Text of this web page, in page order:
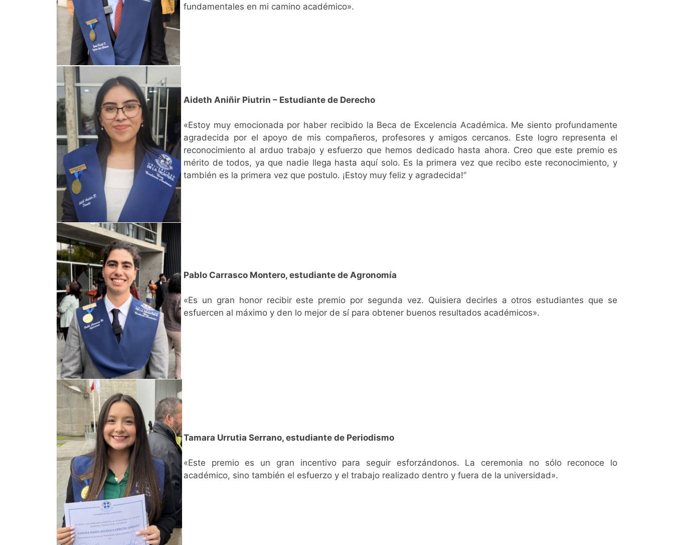
fundamentales en mi camino académico».
Aideth Aniñir Piutrin – Estudiante de Derecho
«Estoy muy emocionada por haber recibido la Beca de Excelencia Académica. Me siento profundamente
agradecida por el apoyo de mis compañeros, profesores y amigos cercanos. Este logro representa el
reconocimiento al arduo trabajo y esfuerzo que hemos dedicado hasta ahora. Creo que este premio es
mérito de todos, ya que nadie llega hasta aquí solo. Es la primera vez que recibo este reconocimiento, y
también es la primera vez que postulo. ¡Estoy muy feliz y agradecida!”
Pablo Carrasco Montero, estudiante de Agronomía
«Es un gran honor recibir este premio por segunda vez. Quisiera decirles a otros estudiantes que se
esfuercen al máximo y den lo mejor de sí para obtener buenos resultados académicos».
Tamara Urrutia Serrano, estudiante de Periodismo
«Este premio es un gran incentivo para seguir esforzándonos. La ceremonia no sólo reconoce lo
académico, sino también el esfuerzo y el trabajo realizado dentro y fuera de la universidad».